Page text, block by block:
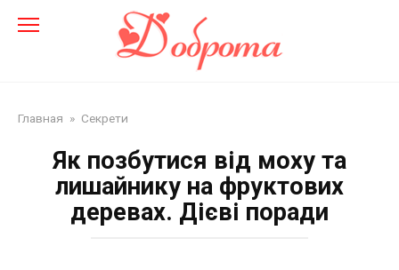
Главная » Секрети
Як позбутися від моху та
лишайнику на фруктових
деревах. Дієві поради